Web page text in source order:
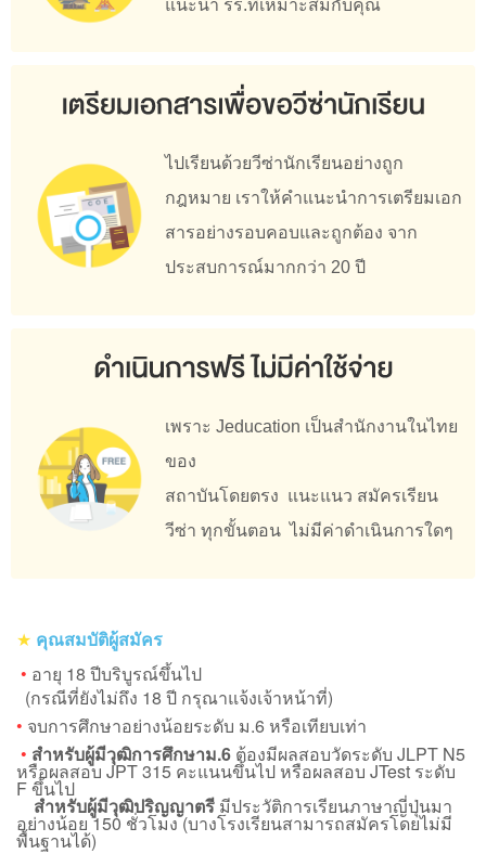
แนะนำ รร.ที่เหมาะสมกับคุณ
ไปเรียนด้วยวีซ่านักเรียนอย่างถูก
กฎหมาย เราให้คำแนะนำการเตรียมเอก
สารอย่างรอบคอบและถูกต้อง จาก
ประสบการณ์มากกว่า 20 ปี
เพราะ Jeducation เป็นสำนักงานในไทย
ของ
สถาบันโดยตรง แนะแนว สมัครเรียน
วีซ่า ทุกขั้นตอน ไม่มีค่าดำเนินการใดๆ
★ คุณสมบัติผู้สมัคร
• อายุ 18 ปีบริบูรณ์ขึ้นไป
(กรณีที่ยังไม่ถึง 18 ปี กรุณาแจ้งเจ้าหน้าที่)
• จบการศึกษาอย่างน้อยระดับ ม.6 หรือเทียบเท่า
• สำหรับผู้มีวุฒิการศึกษาม.6 ต้องมีผลสอบวัดระดับ JLPT N5
หรือผลสอบ JPT 315 คะแนนขึ้นไป หรือผลสอบ JTest ระดับ
F ขึ้นไป
สำหรับผู้มีวุฒิปริญญาตรี มีประวัติการเรียนภาษาญี่ปุ่นมา
อย่างน้อย 150 ชั่วโมง (บางโรงเรียนสามารถสมัครโดยไม่มี
พื้นฐานได้)